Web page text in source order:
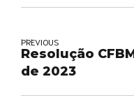
PREVIOUS
Resolução
de 2023